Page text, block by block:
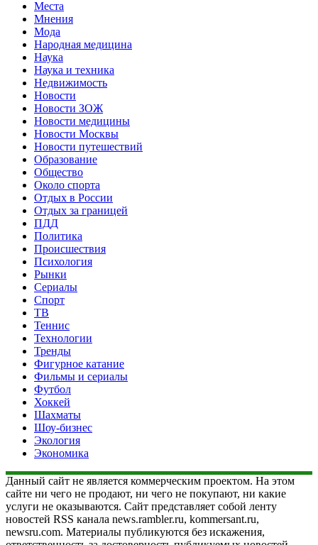
Места
Мнения
Мода
Народная медицина
Наука
Наука и техника
Недвижимость
Новости
Новости ЗОЖ
Новости медицины
Новости Москвы
Новости путешествий
Образование
Общество
Около спорта
Отдых в России
Отдых за границей
ПДД
Политика
Происшествия
Психология
Рынки
Сериалы
Спорт
ТВ
Теннис
Технологии
Тренды
Фигурное катание
Фильмы и сериалы
Футбол
Хоккей
Шахматы
Шоу-бизнес
Экология
Экономика
Данный сайт не является коммерческим проектом. На этом
сайте ни чего не продают, ни чего не покупают, ни какие
услуги не оказываются. Сайт представляет собой ленту
новостей RSS канала news.rambler.ru, kommersant.ru,
newsru.com. Материалы публикуются без искажения,